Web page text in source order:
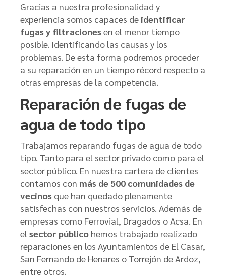
Gracias a nuestra profesionalidad y
experiencia somos capaces de identificar
fugas y filtracionesen el menor tiempo
posible. Identificando las causas y los
problemas. De esta forma podremos proceder
a su reparación en un tiempo récord respecto a
otras empresas de la competencia.
Reparación de fugas de
agua de todo tipo
Trabajamos reparando fugas de agua de todo
tipo. Tanto para el sector privado como para el
sector público. En nuestra cartera de clientes
contamos con más de 500 comunidades de
vecinos que han quedado plenamente
satisfechas con nuestros servicios. Además de
empresas como Ferrovial, Dragados o Acsa. En
el sector público hemos trabajado realizado
reparaciones en los Ayuntamientos de El Casar,
San Fernando de Henares o Torrejón de Ardoz,
entre otros.